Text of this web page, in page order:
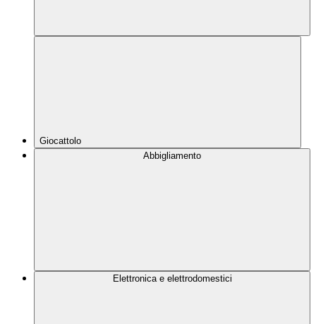
Giocattolo
Abbigliamento
Elettronica e elettrodomestici